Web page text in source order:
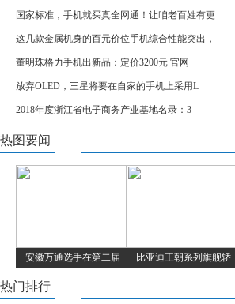
国家标准，手机就买真全网通！让咱老百姓有更
这几款金属机身的百元价位手机综合性能突出，
董明珠格力手机出新品：定价3200元 官网
放弃OLED，三星将要在自家的手机上采用L
2018年度浙江省电子商务产业基地名录：3
热图要闻
安徽万通选手在第二届 比亚迪王朝系列旗舰轿
热门排行